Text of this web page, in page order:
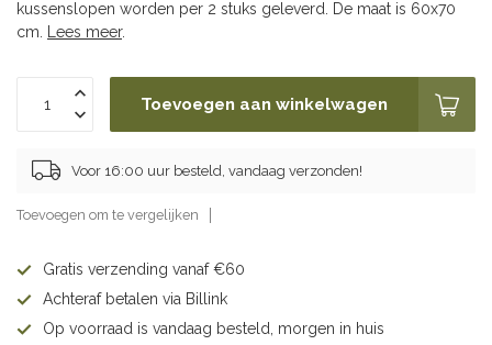
kussenslopen worden per 2 stuks geleverd. De maat is 60x70
cm.
Lees meer.
Toevoegen aan winkelwagen
Voor 16:00 uur besteld, vandaag verzonden!
Toevoegen om te vergelijken
Gratis verzending vanaf €60
Achteraf betalen via Billink
Op voorraad is vandaag besteld, morgen in huis